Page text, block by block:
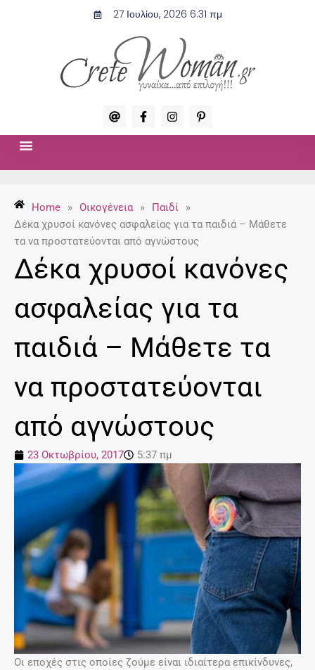
27 Ιουλίου, 2026 6:31 πμ
A
t
F
a
c
f
I
n
s
m
P
i
n
p
Home » Οικογένεια » Παιδί
»
Δέκα χρυσοί κανόνες ασφαλείας για τα παιδιά – Μάθετε
τα να προστατεύονται από αγνώστους
Δέκα χρυσοί κανόνες
ασφαλείας για τα
παιδιά – Μάθετε τα
να προστατεύονται
από αγνώστους
23 Οκτωβρίου, 2017 5:37 πμ
Οι εποχές στις οποίες ζούμε είναι ιδιαίτερα επικίνδυνες,